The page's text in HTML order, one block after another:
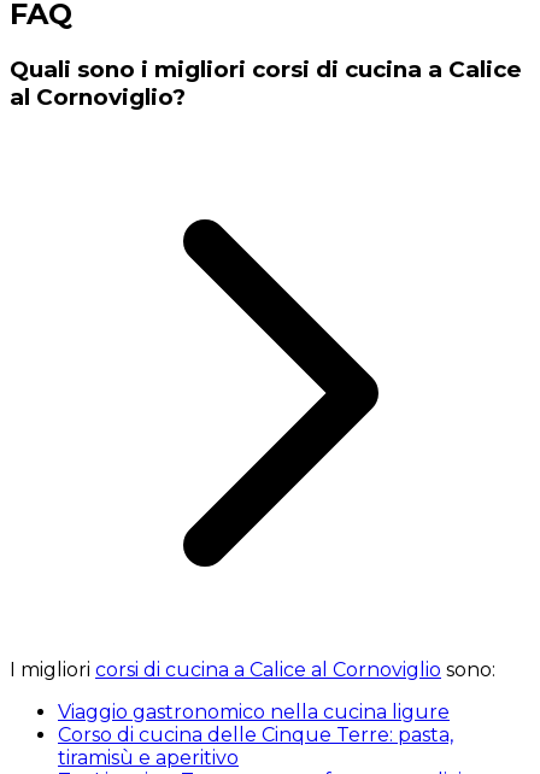
FAQ
Quali sono i migliori corsi di cucina a Calice
al Cornoviglio?
I migliori corsi di cucina a Calice al Cornoviglio sono:
Viaggio gastronomico nella cucina ligure
Corso di cucina delle Cinque Terre: pasta,
tiramisù e aperitivo